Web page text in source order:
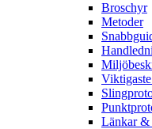
Broschyr
Metoder
Länkar &